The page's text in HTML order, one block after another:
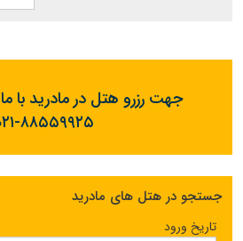
جهت رزرو هتل در مادرید با
۰۲۱-
جستجو در هتل های مادرید
تاریخ ورود